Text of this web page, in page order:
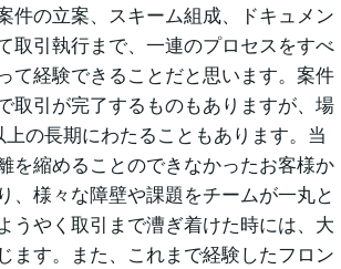
件の立案、スキーム組成、ドキュメン
取引執行まで、一連のプロセスをすべ
て経験できることだと思います。案件
取引が完了するものもありますが、場
の長期にわたることもあります。当
を縮めることのできなかったお客様か
、様々な障壁や課題をチームが一丸と
うやく取引まで漕ぎ着けた時には、大
ます。また、これまで経験したフロン